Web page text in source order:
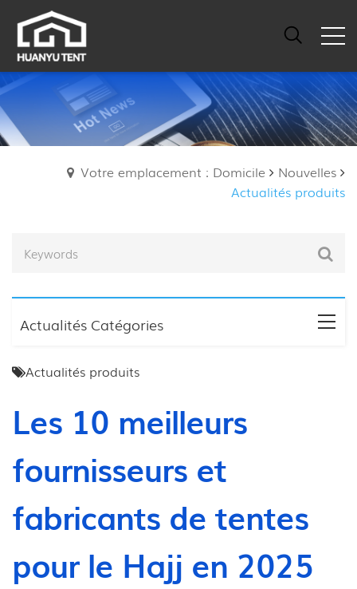
Votre emplacement : Domicile
Nouvelles
Actualités produits
Actualités Catégories
Actualités produits
Les 10 meilleurs
fournisseurs et
fabricants de tentes
pour le Hajj en 2025